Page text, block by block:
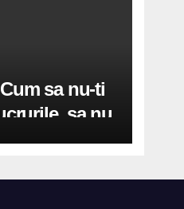
sa nu-ti
sa nu
sau sa